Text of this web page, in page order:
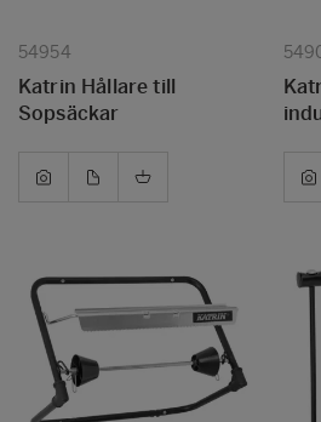
54954
Katrin Hållare till
Sopsäckar